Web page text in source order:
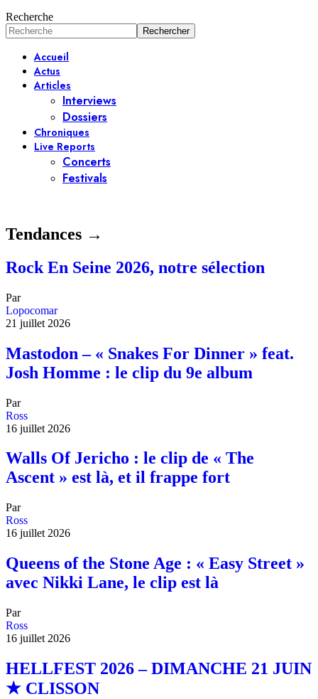
Recherche
Accueil
Actus
Articles
Interviews
Dossiers
Chroniques
Live Reports
Concerts
Festivals
Tendances →
Rock En Seine 2026, notre sélection
Par
Lopocomar
21 juillet 2026
Mastodon – « Snakes For Dinner » feat.
Josh Homme : le clip du 9e album
Par
Ross
16 juillet 2026
Walls Of Jericho : le clip de « The
Ascent » est là, et il frappe fort
Par
Ross
16 juillet 2026
Queens of the Stone Age : « Easy Street »
avec Nikki Lane, le clip est là
Par
Ross
16 juillet 2026
HELLFEST 2026 – DIMANCHE 21 JUIN
★ CLISSON